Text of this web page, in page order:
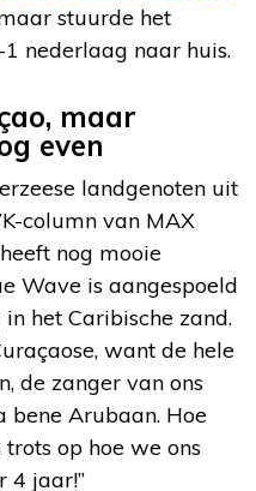
stuurde het
nederlaag naar huis.
maar
even
landgenoten uit
column van MAX
nog mooie
Wave is aangespoeld
het Caribische zand.
want de hele
de zanger van ons
bene Arubaan. Hoe
op hoe we ons
4 jaar!”